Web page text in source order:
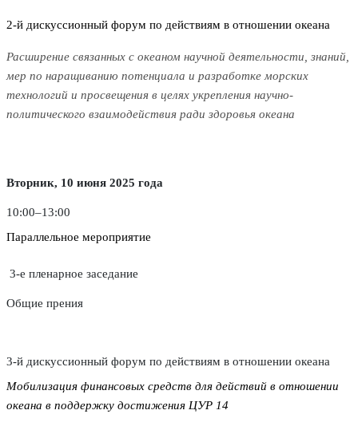
2-й дискуссионный форум по действиям в отношении океана
Расширение связанных с океаном научной деятельности, знаний,
мер по наращиванию потенциала и разработке морских
технологий и просвещения в целях укрепления научно-
политического взаимодействия ради здоровья океана
Вторник, 10 июня 2025 года
10:00–13:00
Параллельное мероприятие
3-е пленарное заседание
Общие прения
3-й дискуссионный форум по действиям в отношении океана
Мобилизация финансовых средств для действий в отношении
океана в поддержку достижения ЦУР 14